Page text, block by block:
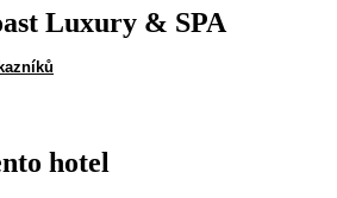
Luxury & SPA
hotel